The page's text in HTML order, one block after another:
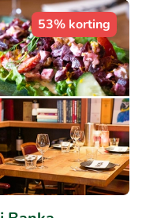
53% korting